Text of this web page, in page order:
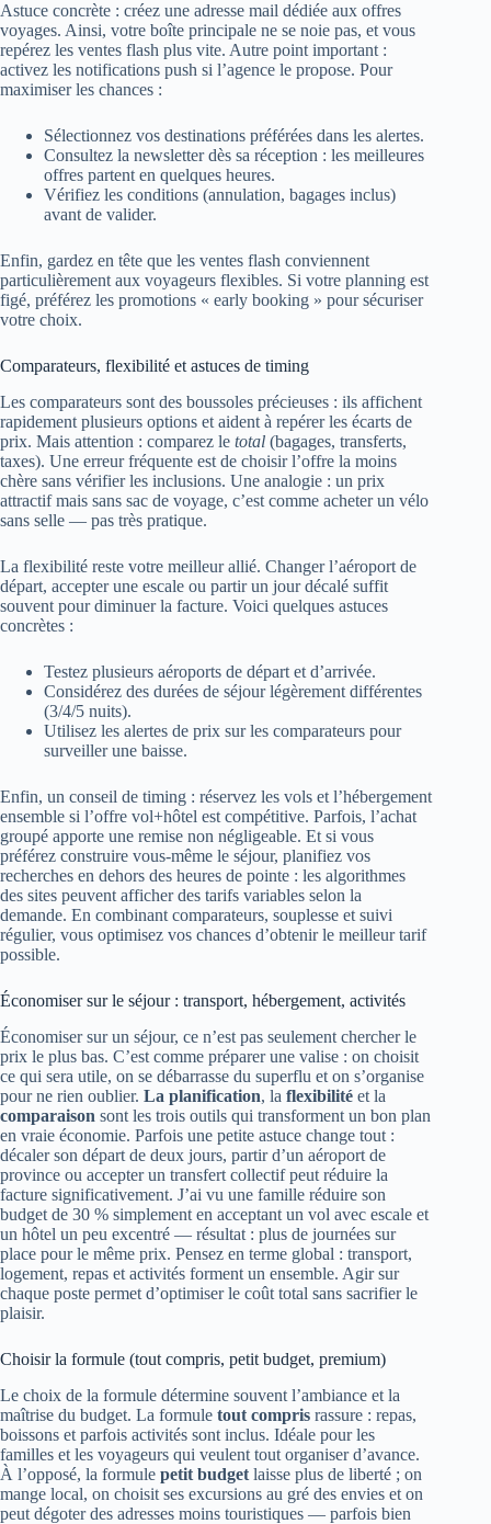
Astuce concrète : créez une adresse mail dédiée aux offres
voyages. Ainsi, votre boîte principale ne se noie pas, et vous
repérez les ventes flash plus vite. Autre point important :
activez les notifications push si l’agence le propose. Pour
maximiser les chances :
Sélectionnez vos destinations préférées dans les alertes.
Consultez la newsletter dès sa réception : les meilleures
offres partent en quelques heures.
Vérifiez les conditions (annulation, bagages inclus)
avant de valider.
Enfin, gardez en tête que les ventes flash conviennent
particulièrement aux voyageurs flexibles. Si votre planning est
figé, préférez les promotions « early booking » pour sécuriser
votre choix.
Comparateurs, flexibilité et astuces de timing
Les comparateurs sont des boussoles précieuses : ils affichent
rapidement plusieurs options et aident à repérer les écarts de
prix. Mais attention : comparez le total (bagages, transferts,
taxes). Une erreur fréquente est de choisir l’offre la moins
chère sans vérifier les inclusions. Une analogie : un prix
attractif mais sans sac de voyage, c’est comme acheter un vélo
sans selle — pas très pratique.
La flexibilité reste votre meilleur allié. Changer l’aéroport de
départ, accepter une escale ou partir un jour décalé suffit
souvent pour diminuer la facture. Voici quelques astuces
concrètes :
Testez plusieurs aéroports de départ et d’arrivée.
Considérez des durées de séjour légèrement différentes
(3/4/5 nuits).
Utilisez les alertes de prix sur les comparateurs pour
surveiller une baisse.
Enfin, un conseil de timing : réservez les vols et l’hébergement
ensemble si l’offre vol+hôtel est compétitive. Parfois, l’achat
groupé apporte une remise non négligeable. Et si vous
préférez construire vous-même le séjour, planifiez vos
recherches en dehors des heures de pointe : les algorithmes
des sites peuvent afficher des tarifs variables selon la
demande. En combinant comparateurs, souplesse et suivi
régulier, vous optimisez vos chances d’obtenir le meilleur tarif
possible.
Économiser sur le séjour : transport, hébergement, activités
Économiser sur un séjour, ce n’est pas seulement chercher le
prix le plus bas. C’est comme préparer une valise : on choisit
ce qui sera utile, on se débarrasse du superflu et on s’organise
pour ne rien oublier. La planification, la flexibilité et la
comparaison sont les trois outils qui transforment un bon plan
en vraie économie. Parfois une petite astuce change tout :
décaler son départ de deux jours, partir d’un aéroport de
province ou accepter un transfert collectif peut réduire la
facture significativement. J’ai vu une famille réduire son
budget de 30 % simplement en acceptant un vol avec escale et
un hôtel un peu excentré — résultat : plus de journées sur
place pour le même prix. Pensez en terme global : transport,
logement, repas et activités forment un ensemble. Agir sur
chaque poste permet d’optimiser le coût total sans sacrifier le
plaisir.
Choisir la formule (tout compris, petit budget, premium)
Le choix de la formule détermine souvent l’ambiance et la
maîtrise du budget. La formule tout compris rassure : repas,
boissons et parfois activités sont inclus. Idéale pour les
familles et les voyageurs qui veulent tout organiser d’avance.
À l’opposé, la formule petit budget laisse plus de liberté ; on
mange local, on choisit ses excursions au gré des envies et on
peut dégoter des adresses moins touristiques — parfois bien